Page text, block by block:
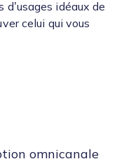
idéaux de
celui qui vous
omnicanale